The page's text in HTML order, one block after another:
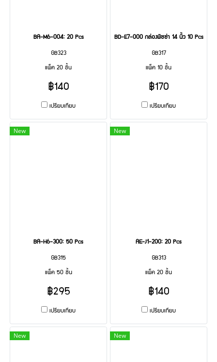
BA-M6-004: 20 Pcs
GB323
แพ็ค 20 ชิ้น
฿140
เปรียบเทียบ
BD-E7-000 กล่องพิซซ่า 14 นิ้ว 10 Pcs
GB317
แพ็ค 10 ชิ้น
฿170
เปรียบเทียบ
New
BA-H6-300: 50 Pcs
GB315
แพ็ค 50 ชิ้น
฿295
เปรียบเทียบ
New
AE-J1-200: 20 Pcs
GB313
แพ็ค 20 ชิ้น
฿140
เปรียบเทียบ
New New